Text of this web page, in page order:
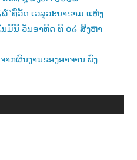
”ທີ່ວັດ ເວລຸວະນາຣາມ ແຫ່ງ
ມື້ນີ້ ວັນອາທີດ ທີ ໐໒ ສີງຫາ
າກຜົນງານຂອງອາຈານ ພົງ